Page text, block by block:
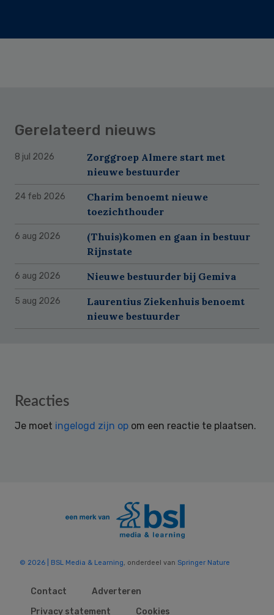
Gerelateerd nieuws
8 jul 2026
Zorggroep Almere start met
nieuwe bestuurder
24 feb 2026
Charim benoemt nieuwe
toezichthouder
6 aug 2026
(Thuis)komen en gaan in bestuur
Rijnstate
6 aug 2026 Nieuwe bestuurder bij Gemiva
5 aug 2026
Laurentius Ziekenhuis benoemt
nieuwe bestuurder
Reader
Reacties
Je moet ingelogd zijn op om een reactie te plaatsen.
© 2026 | BSL Media & Learning, onderdeel van Springer Nature
Contact
Adverteren
Privacy statement
Cookies